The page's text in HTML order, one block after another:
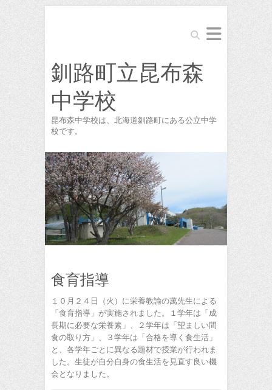
Search
釧路町立昆布森
中学校
昆布森中学校は、北海道釧路町にある公立中学
校です。
食育指導
１０月２４日（火）に栄養教諭の萬先生による
「食育指導」が実施されました。１学年は「成
長期に必要な栄養素」、２学年は「望ましい間
食の取り方」、３学年は「合格を導く食生活」
と、各学年ごとに異なる題材で授業が行われま
した。生徒が自分自身の食生活を見直す良い機
会となりました。